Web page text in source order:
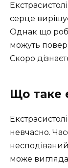
серце
Однак що
можуть
Скоро
Що таке
невчасно.
може